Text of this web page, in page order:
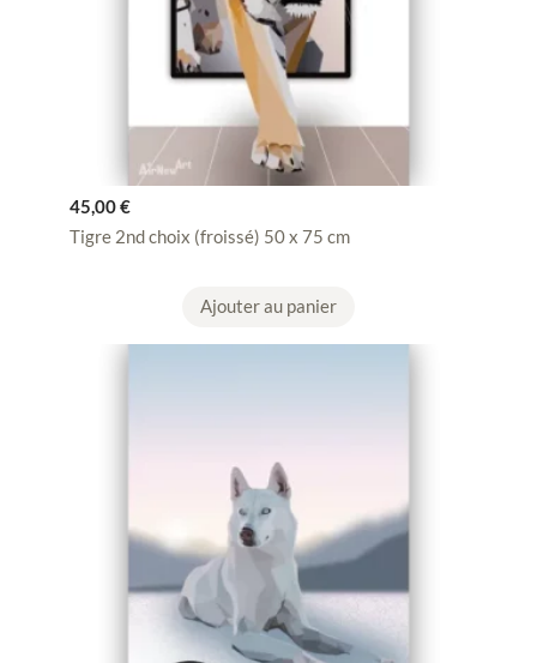
45,00€
Tigre 2nd choix (froissé) 50 x 75 cm
Ajouter au panier